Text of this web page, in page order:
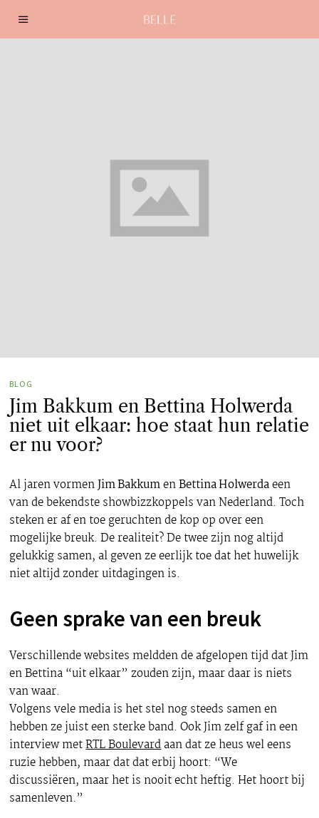
BLOG
Jim Bakkum en Bettina Holwerda
niet uit elkaar: hoe staat hun relatie
er nu voor?
Al jaren vormenJim BakkumenBettina Holwerdaeen
van de bekendste showbizzkoppels van Nederland. Toch
steken er af en toe geruchten de kop op over een
mogelijke breuk. De realiteit? De twee zijn nog altijd
gelukkig samen, al geven ze eerlijk toe dat het huwelijk
niet altijd zonder uitdagingen is.
Geen sprake van een breuk
Verschillende websites meldden de afgelopen tijd dat Jim
en Bettina “uit elkaar” zouden zijn, maar daar is niets
van waar.
Volgens vele media is het stel nog steeds samen en
hebben ze juist een sterke band. Ook Jim zelf gaf in een
interview metRTL Boulevardaan dat ze heus wel eens
ruzie hebben, maar dat dat erbij hoort: “We
discussiëren, maar het is nooit echt heftig. Het hoort bij
samenleven.”